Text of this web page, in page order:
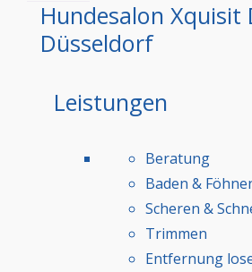
Hundesalon Xquisit
Düsseldorf
Leistungen
Beratung
Baden &
Scheren &
Trimmen
Entfernung